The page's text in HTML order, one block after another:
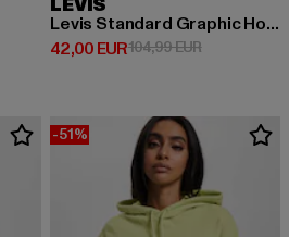
34,99 EUR
LEVIS
Levis Standard Graphic Hoodie
42,00 EUR
Derzeitiger Preis: 42,00 EUR
104,99 EURAktionspreis:
-51%